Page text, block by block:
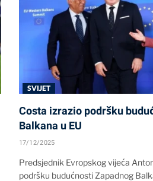
SVIJET
Costa izrazio podršku
Balkana u EU
17/12/2025
Predsjednik Evropskog vijeća
podršku budućnosti Zapadnog